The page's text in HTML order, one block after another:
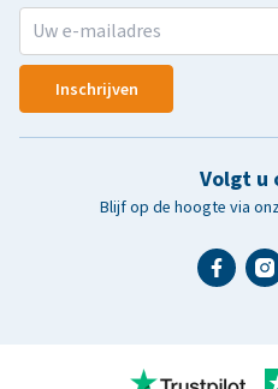
Inschrijven
Volgt u
Blijf op de hoogte via